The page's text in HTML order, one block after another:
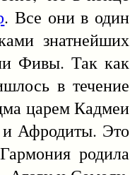
. Все они в один
знатнейших
Фивы. Так как
в течение
царем Кадмеи
Афродиты. Это
родила